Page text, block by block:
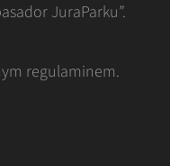
JuraParku”.
regulaminem.